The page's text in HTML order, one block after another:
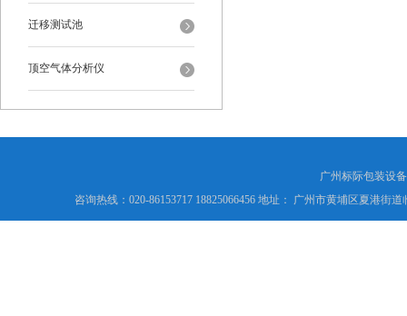
迁移测试池
顶空气体分析仪
广州标际包装设
咨询热线：020-86153717 18825066456 地址： 广州市黄埔区夏港街